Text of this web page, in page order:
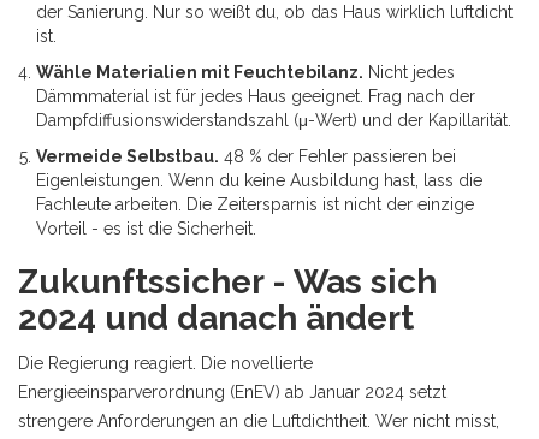
der Sanierung. Nur so weißt du, ob das Haus wirklich luftdicht
ist.
Wähle Materialien mit Feuchtebilanz. Nicht jedes
Dämmmaterial ist für jedes Haus geeignet. Frag nach der
Dampfdiffusionswiderstandszahl (μ-Wert) und der Kapillarität.
Vermeide Selbstbau. 48 % der Fehler passieren bei
Eigenleistungen. Wenn du keine Ausbildung hast, lass die
Fachleute arbeiten. Die Zeitersparnis ist nicht der einzige
Vorteil - es ist die Sicherheit.
Zukunftssicher - Was sich
2024 und danach ändert
Die Regierung reagiert. Die novellierte
Energieeinsparverordnung (EnEV) ab Januar 2024 setzt
strengere Anforderungen an die Luftdichtheit. Wer nicht misst,